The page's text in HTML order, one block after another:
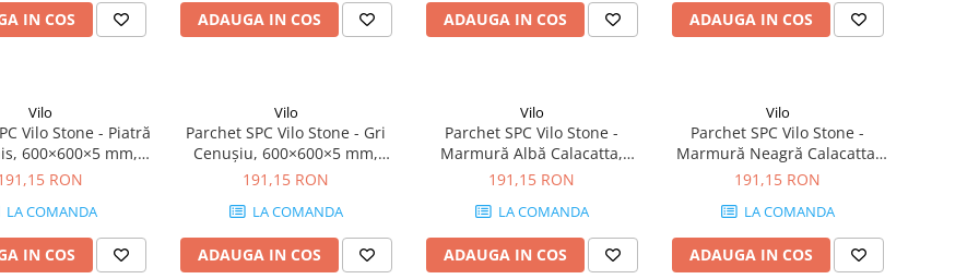
IN COS ADAUGA IN COS ADAUGA IN COS ADAUGA IN COS
Vilo
Vilo Stone - Piatră
600×600×5 mm,
R10, 1.44
RON
LA COMANDA
IN COS
Vilo
Parchet SPC Vilo Stone - Gri
Cenușiu, 600×600×5 mm,
antiderapant R10, 1.44
191,15 RON
LA COMANDA
ADAUGA IN COS
Vilo
Parchet SPC Vilo Stone -
Marmură Albă Calacatta,
600×600×5 mm, antiderapant
191,15 RON
LA COMANDA
ADAUGA IN COS
Vilo
Parchet SPC Vilo Stone -
Marmură Neagră Calacatta,
600×600×5 mm, antiderapant
191,15 RON
LA COMANDA
ADAUGA IN COS